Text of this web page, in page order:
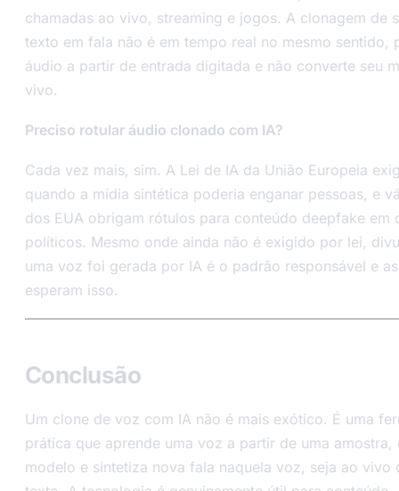
chamadas ao vivo, streaming e jogos. A clonagem de
texto em fala não é em tempo real no mesmo sentido,
áudio a partir de entrada digitada e não converte seu
vivo.
Preciso rotular áudio clonado com IA?
Cada vez mais, sim. A Lei de IA da União Europeia
quando a mídia sintética poderia enganar pessoas, e
dos EUA obrigam rótulos para conteúdo deepfake em
políticos. Mesmo onde ainda não é exigido por lei,
uma voz foi gerada por IA é o padrão responsável e
esperam isso.
Conclusão
Um clone de voz com IA não é mais exótico. É uma
prática que aprende uma voz a partir de uma amostra,
modelo e sintetiza nova fala naquela voz, seja ao vivo